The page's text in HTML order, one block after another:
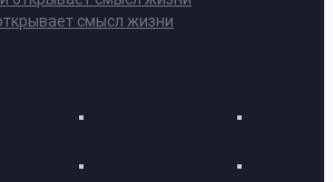
смысл жизни